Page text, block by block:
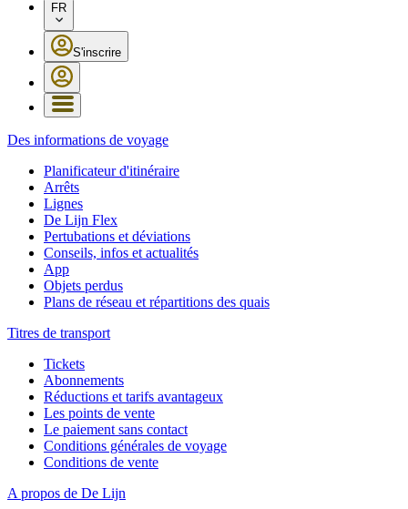
FR
S'inscrire
Des informations de voyage
Planificateur d'itinéraire
Arrêts
Lignes
De Lijn Flex
Pertubations et déviations
Conseils, infos et actualités
App
Objets perdus
Plans de réseau et répartitions des quais
Titres de transport
Tickets
Abonnements
Réductions et tarifs avantageux
Les points de vente
Le paiement sans contact
Conditions générales de voyage
Conditions de vente
A propos de De Lijn